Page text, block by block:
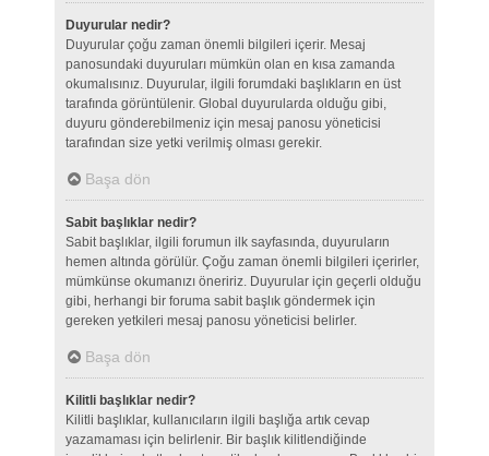
Duyurular nedir?
Duyurular çoğu zaman önemli bilgileri içerir. Mesaj
panosundaki duyuruları mümkün olan en kısa zamanda
okumalısınız. Duyurular, ilgili forumdaki başlıkların en üst
tarafında görüntülenir. Global duyurularda olduğu gibi,
duyuru gönderebilmeniz için mesaj panosu yöneticisi
tarafından size yetki verilmiş olması gerekir.
Başa dön
Sabit başlıklar nedir?
Sabit başlıklar, ilgili forumun ilk sayfasında, duyuruların
hemen altında görülür. Çoğu zaman önemli bilgileri içerirler,
mümkünse okumanızı öneririz. Duyurular için geçerli olduğu
gibi, herhangi bir foruma sabit başlık göndermek için
gereken yetkileri mesaj panosu yöneticisi belirler.
Başa dön
Kilitli başlıklar nedir?
Kilitli başlıklar, kullanıcıların ilgili başlığa artık cevap
yazamaması için belirlenir. Bir başlık kilitlendiğinde